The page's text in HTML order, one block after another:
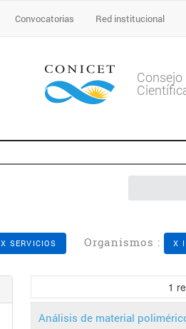
Convocatorias Red institucional
X SERVICIOS Organismos : X
1
Análisis de material